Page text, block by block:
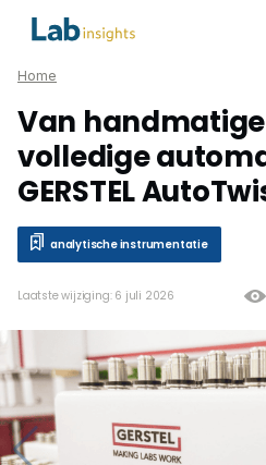
Home
Van handmatige
volledige
GERSTEL
analytische instrumentatie
Laatste wijziging: 6 juli 2026